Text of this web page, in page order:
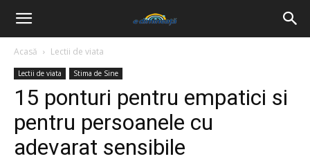
Acasă Lectii de viata
Lectii de viata Stima de Sine
15 ponturi pentru empatici si
pentru persoanele cu
adevarat sensibile